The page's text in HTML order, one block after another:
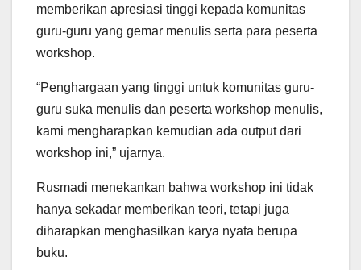
memberikan apresiasi tinggi kepada komunitas
guru-guru yang gemar menulis serta para peserta
workshop.
“Penghargaan yang tinggi untuk komunitas guru-
guru suka menulis dan peserta workshop menulis,
kami mengharapkan kemudian ada output dari
workshop ini,” ujarnya.
Rusmadi menekankan bahwa workshop ini tidak
hanya sekadar memberikan teori, tetapi juga
diharapkan menghasilkan karya nyata berupa
buku.